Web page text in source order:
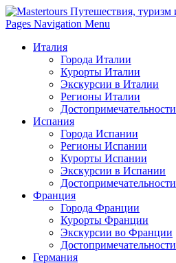
Pages Navigation Menu
Италия
Города Италии
Курорты Италии
Экскурсии в Италии
Регионы Италии
Достопримечательности
Испания
Города Испании
Регионы Испании
Курорты Испании
Экскурсии в Испании
Достопримечательности
Франция
Города Франции
Курорты Франции
Экскурсии во Франции
Достопримечательности
Германия